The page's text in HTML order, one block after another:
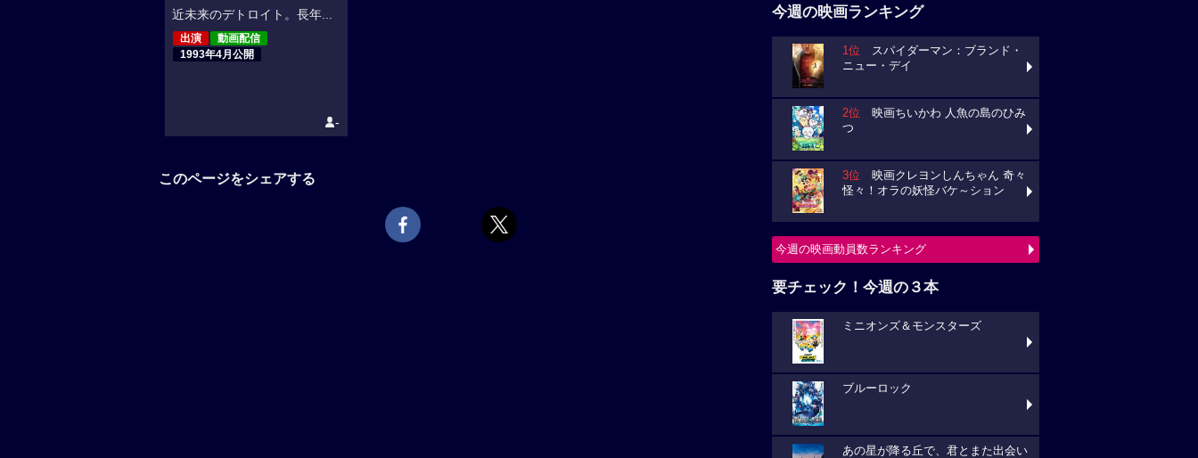
近未来のデトロイト。長年...
出演
動画配信
1993年4月公開
-
このページをシェアする
今週の映画ランキング
1位 スパイダーマン：ブランド・
ニュー・デイ
2位 映画ちいかわ 人魚の島のひみ
つ
3位 映画クレヨンしんちゃん 奇々
怪々！オラの妖怪バケ～ション
今週の映画動員数ランキング
要チェック！今週の３本
ミニオンズ＆モンスターズ
ブルーロック
あの星が降る丘で、君とまた出会い